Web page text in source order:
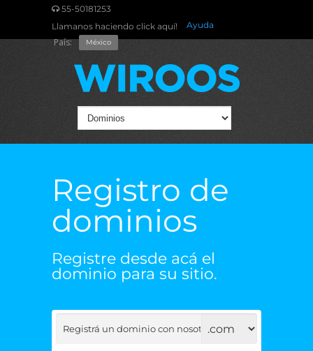
55-50181253
Llamanos haciendo click aquí!
Ayuda
País: México
Registro de
dominios
Registre desde acá el
dominio para su sitio.